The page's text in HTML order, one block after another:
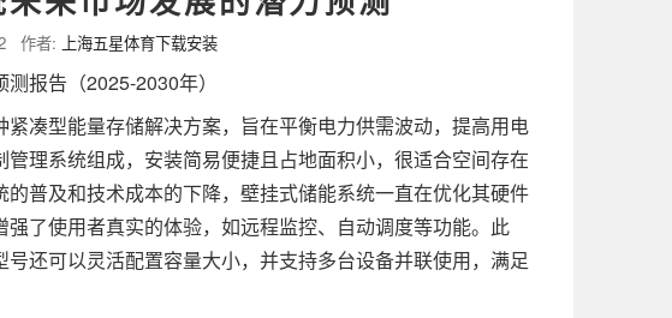
作者: 上海五星体育下载安装
报告（2025-2030年）
型能量存储解决方案，旨在平衡电力供需波动，提高用电
理系统组成，安装简易便捷且占地面积小，很适合空间存在
普及和技术成本的下降，壁挂式储能系统一直在优化其硬件
了使用者真实的体验，如远程监控、自动调度等功能。此
还可以灵活配置容量大小，并支持多台设备并联使用，满足